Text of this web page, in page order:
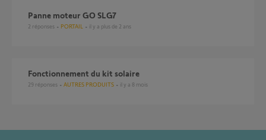
panne moteur GO SLG7
2 réponses PORTAIL il y a plus de 2 ans
Fonctionnement du kit solaire
29 réponses AUTRES PRODUITS il y a 8 mois